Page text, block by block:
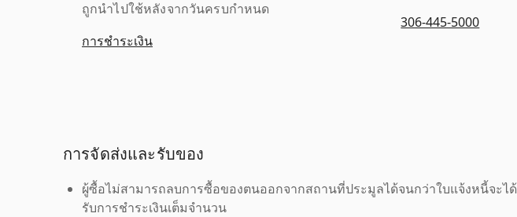
ถูกนำไปใช้หลังจากวันครบกำหนด
การชำระเงิน
306-445-5000
การจัดส่งและรับของ
ผู้ซื้อไม่สามารถลบการซื้อของตนออกจากสถานที่ประมูลได้จนกว่าใบแจ้งหนี้จะได้
รับการชำระเงินเต็มจำนวน